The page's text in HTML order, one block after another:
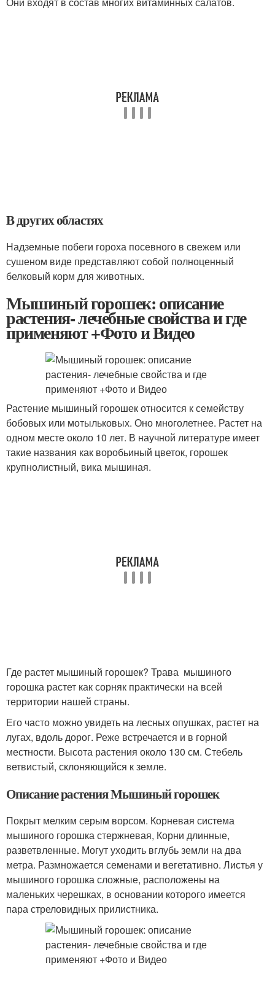
В других областях
Надземные побеги гороха посевного в свежем или
сушеном виде представляют собой полноценный
белковый корм для животных.
Мышиный горошек: описание
растения- лечебные свойства и где
применяют +Фото и Видео
Растение мышиный горошек относится к семейству
бобовых или мотыльковых. Оно многолетнее. Растет на
одном месте около 10 лет. В научной литературе имеет
такие названия как воробьиный цветок, горошек
крупнолистный, вика мышиная.
Где растет мышиный горошек? Трава мышиного
горошка растет как сорняк практически на всей
территории нашей страны.
Его часто можно увидеть на лесных опушках, растет на
лугах, вдоль дорог. Реже встречается и в горной
местности. Высота растения около 130 см. Стебель
ветвистый, склоняющийся к земле.
Описание растения Мышиный горошек
Покрыт мелким серым ворсом. Корневая система
мышиного горошка стержневая, Корни длинные,
разветвленные. Могут уходить вглубь земли на два
метра. Размножается семенами и вегетативно. Листья у
мышиного горошка сложные, расположены на
маленьких черешках, в основании которого имеется
пара стреловидных прилистника.